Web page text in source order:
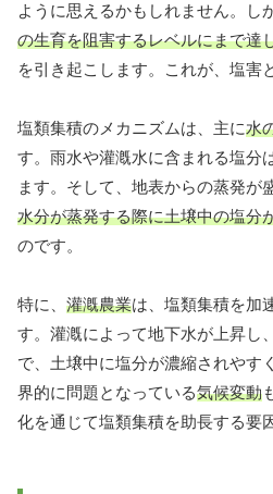
ように思えるかもしれません。し
の生育を阻害するレベルにまで達
を引き起こします。これが、塩害
塩類集積のメカニズムは、主に水
す。雨水や灌漑水に含まれる塩分
ます。そして、地表からの蒸発が
水分が蒸発する際に土壌中の塩分
のです。
特に、 灌漑農業は、塩類集積を加
す。灌漑によって地下水が上昇し
で、土壌中に塩分が濃縮されやす
界的に問題となっている気候変動
化を通じて塩類集積を助長する要